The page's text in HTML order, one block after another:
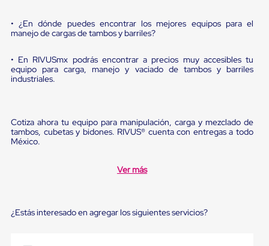
eléctrico
Diablito
Plataformas
de
carga
Ultima
Milla
Charolas
Plásticas
Colapsables
Jaulas
• ¿En dónde puedes encontrar los mejores equipos para el
manejo de cargas de tambos y barriles?
• En RIVUSmx podrás encontrar a precios muy accesibles tu
equipo para carga, manejo y vaciado de tambos y barriles
industriales.
Cotiza ahora tu equipo para manipulación, carga y mezclado de
tambos, cubetas y bidones. RIVUS® cuenta con entregas a todo
México.
Ver más
¿Estás interesado en agregar los siguientes servicios?